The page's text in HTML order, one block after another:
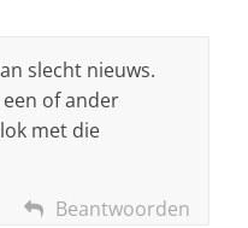
slecht nieuws.
of ander
met die
Beantwoorden